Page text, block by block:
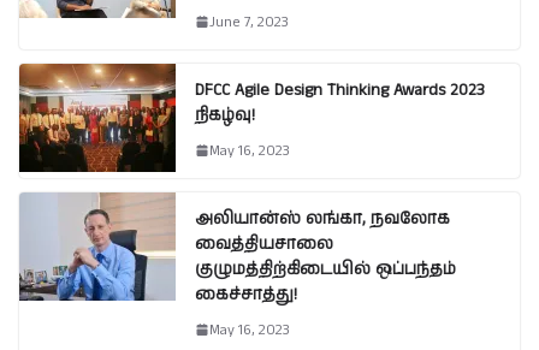
June 7, 2023
DFCC Agile Design Thinking Awards 2023
நிகழ்வு!
May 16, 2023
அலியான்ஸ் லங்கா, நவலோக
வைத்தியசாலை
குழுமத்திற்கிடையில் ஒப்பந்தம்
கைச்சாத்து!
May 16, 2023